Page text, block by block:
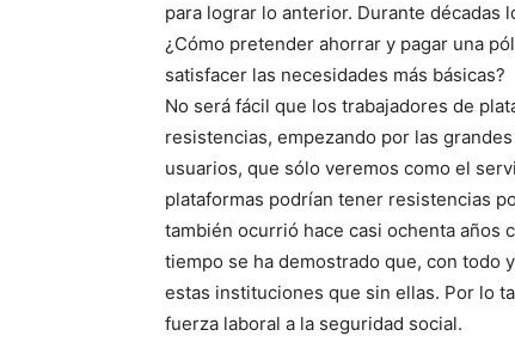
para lograr lo anterior. Durante décadas
¿Cómo pretender ahorrar y pagar una
satisfacer las necesidades más básicas?
No será fácil que los trabajadores de
resistencias, empezando por las
usuarios, que sólo veremos como el
plataformas podrían tener resistencias
también ocurrió hace casi ochenta años
tiempo se ha demostrado que, con todo
estas instituciones que sin ellas. Por lo
fuerza laboral a la seguridad social.